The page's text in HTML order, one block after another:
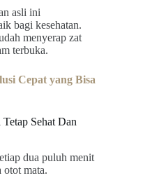
asli ini
bagi kesehatan.
menyerap zat
terbuka.
Cepat yang Bisa
Sehat Dan
dua puluh menit
otot mata.